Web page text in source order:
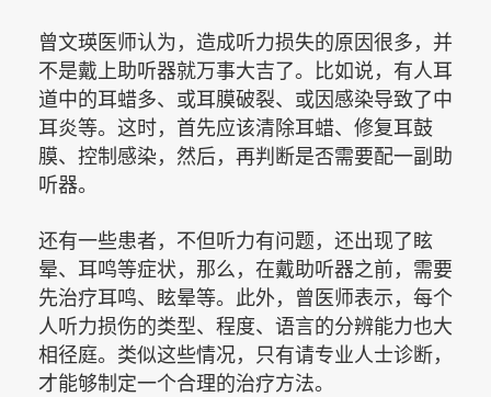
曾文瑛医师认为，造成听力损失的原因很多，并
不是戴上助听器就万事大吉了。比如说，有人耳
道中的耳蜡多、或耳膜破裂、或因感染导致了中
耳炎等。这时，首先应该清除耳蜡、修复耳鼓
膜、控制感染，然后，再判断是否需要配一副助
听器。
还有一些患者，不但听力有问题，还出现了眩
晕、耳鸣等症状，那么，在戴助听器之前，需要
先治疗耳鸣、眩晕等。此外，曾医师表示，每个
人听力损伤的类型、程度、语言的分辨能力也大
相径庭。类似这些情况，只有请专业人士诊断，
才能够制定一个合理的治疗方法。